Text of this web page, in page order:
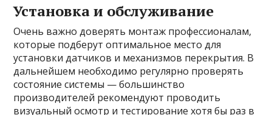
Установка и обслуживание
Очень важно доверять монтаж профессионалам,
которые подберут оптимальное место для
установки датчиков и механизмов перекрытия. В
дальнейшем необходимо регулярно проверять
состояние системы — большинство
производителей рекомендуют проводить
визуальный осмотр и тестирование хотя бы раз в